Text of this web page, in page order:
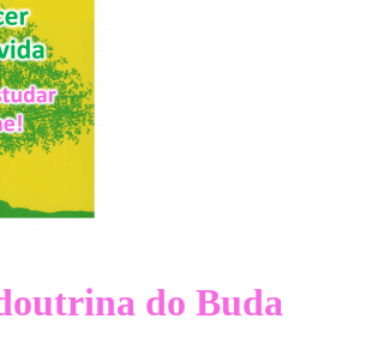
do Buda